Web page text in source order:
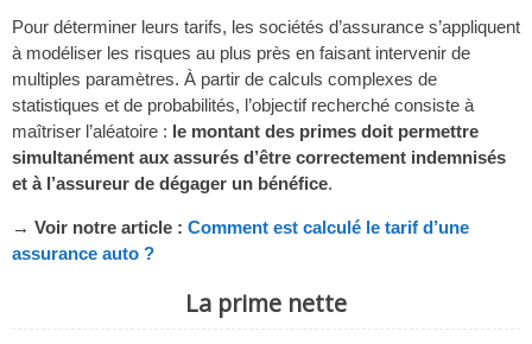
Pour déterminer leurs tarifs, les sociétés d’assurance s’appliquent
à modéliser les risques au plus près en faisant intervenir de
multiples paramètres. À partir de calculs complexes de
statistiques et de probabilités, l’objectif recherché consiste à
maîtriser l’aléatoire : le montant des primes doit permettre
simultanément aux assurés d’être correctement indemnisés
et à l’assureur de dégager un bénéfice.
→ Voir notre article : Comment est calculé le tarif d’une
assurance auto ?
La prime nette